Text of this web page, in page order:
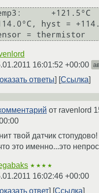
+121.5°C
hyst =
16:01:52 +00:00
ответы Ссылка
от ravenlord
твой датчик стопудово!
это именно...это
★★★★
16:02:46 +00:00
ответ
Ссылка